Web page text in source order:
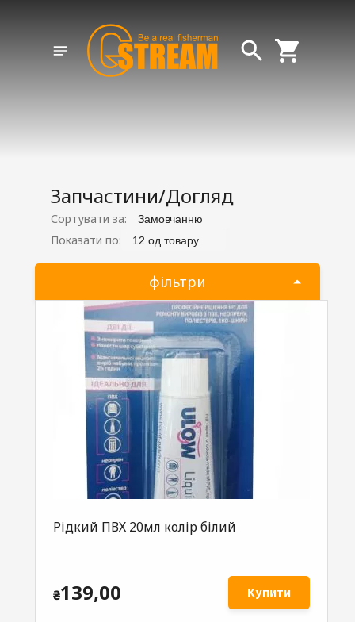
Запчастини/Догляд
Сортувати за: Замовчанню
Показати по: 12 од.товару
фільтри
Рідкий ПВХ 20мл колір білий
₴139,00 Купити